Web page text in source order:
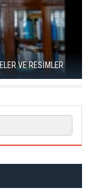
DAHA VEGAN"